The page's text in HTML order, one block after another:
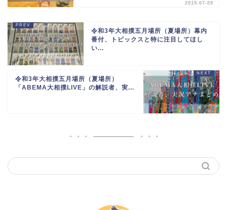
2019-07-09
令和3年大相撲五月場所（夏場所）幕内
番付、トピックスと特に注目してほし
い...
令和3年大相撲五月場所（夏場所）
「ABEMA大相撲LIVE」の解説者、実...